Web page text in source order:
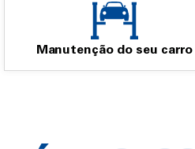
Manutenção do seu carro